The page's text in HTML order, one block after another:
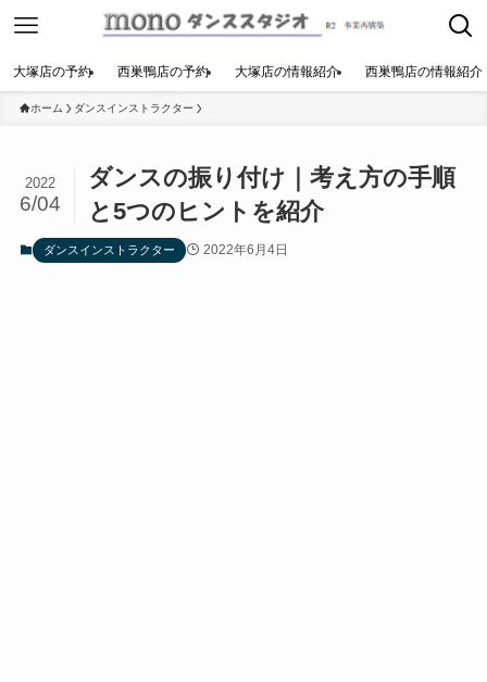
大塚店の予約 西巣鴨店の予約 大塚店の情報紹介 西巣鴨店の情報紹介
ホーム ダンスインストラクター
ダンスの振り付け｜考え方の手順
と5つのヒントを紹介
2022
6/04
ダンスインストラクター 2022年6月4日